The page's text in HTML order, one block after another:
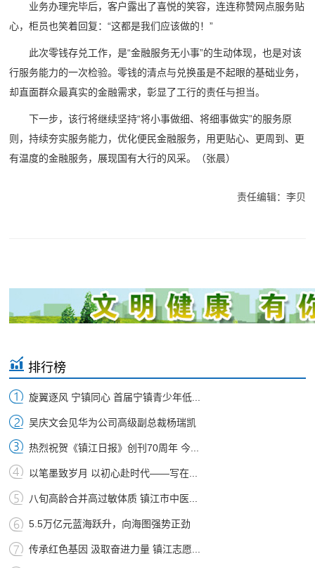
业务办理完毕后，客户露出了喜悦的笑容，连连称赞网点服务贴
心，柜员也笑着回复：“这都是我们应该做的！”
此次零钱存兑工作，是“金融服务无小事”的生动体现，也是对该
行服务能力的一次检验。零钱的清点与兑换虽是不起眼的基础业务，
却直面群众最真实的金融需求，彰显了工行的责任与担当。
下一步，该行将继续坚持“将小事做细、将细事做实”的服务原
则，持续夯实服务能力，优化便民金融服务，用更贴心、更周到、更
有温度的金融服务，展现国有大行的风采。（张晨）
责任编辑：李贝
排行榜
旋翼逐风 宁镇同心 首届宁镇青少年低...
吴庆文会见华为公司高级副总裁杨瑞凯
热烈祝贺《镇江日报》创刊70周年 今...
以笔墨致岁月 以初心赴时代——写在...
八旬高龄合并高过敏体质 镇江市中医...
5.5万亿元蓝海跃升，向海图强势正劲
传承红色基因 汲取奋进力量 镇江志愿...